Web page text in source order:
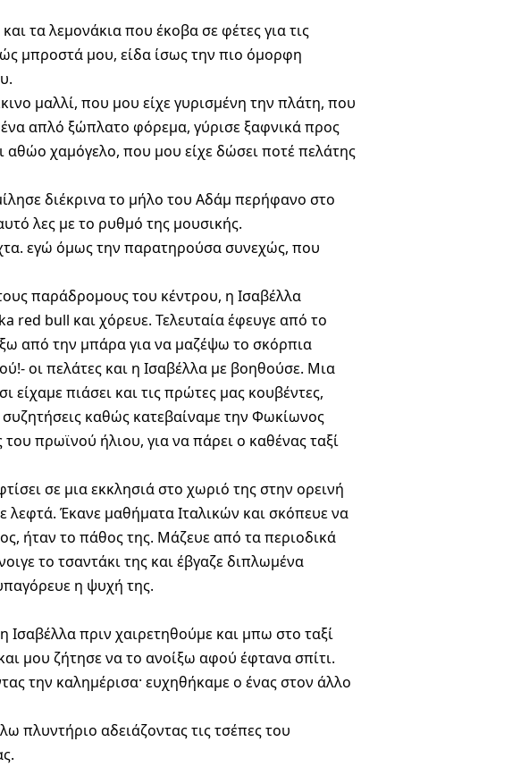
τα λεμονάκια που έκοβα σε φέτες για τις
μπροστά μου, είδα ίσως την πιο όμορφη
μαλλί, που μου είχε γυρισμένη την πλάτη, που
απλό ξώπλατο φόρεμα, γύρισε ξαφνικά προς
χαμόγελο, που μου είχε δώσει ποτέ πελάτης
διέκρινα το μήλο του Αδάμ περήφανο στο
λες με το ρυθμό της μουσικής.
εγώ όμως την παρατηρούσα συνεχώς, που
παράδρομους του κέντρου, η Ισαβέλλα
red bull και χόρευε. Τελευταία έφευγε από το
από την μπάρα για να μαζέψω το σκόρπια
οι πελάτες και η Ισαβέλλα με βοηθούσε. Μια
είχαμε πιάσει και τις πρώτες μας κουβέντες,
καθώς κατεβαίναμε την Φωκίωνος
πρωϊνού ήλιου, για να πάρει ο καθένας ταξί
σε μια εκκλησιά στο χωριό της στην ορεινή
Έκανε μαθήματα Ιταλικών και σκόπευε να
ήταν το πάθος της. Μάζευε από τα περιοδικά
το τσαντάκι της και έβγαζε διπλωμένα
η ψυχή της.
Ισαβέλλα πριν χαιρετηθούμε και μπω στο ταξί
μου ζήτησε να το ανοίξω αφού έφτανα σπίτι.
την καλημέρισα· ευχηθήκαμε ο ένας στον άλλο
πλυντήριο αδειάζοντας τις τσέπες του